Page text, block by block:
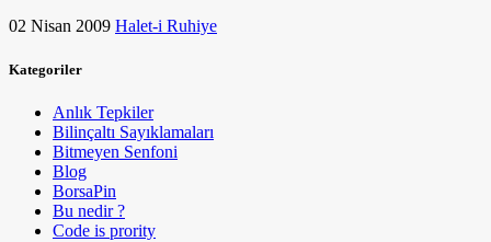
02 Nisan 2009 Halet-i Ruhiye
Kategoriler
Anlık Tepkiler
Bilinçaltı Sayıklamaları
Bitmeyen Senfoni
Blog
BorsaPin
Bu nedir ?
Code is prority